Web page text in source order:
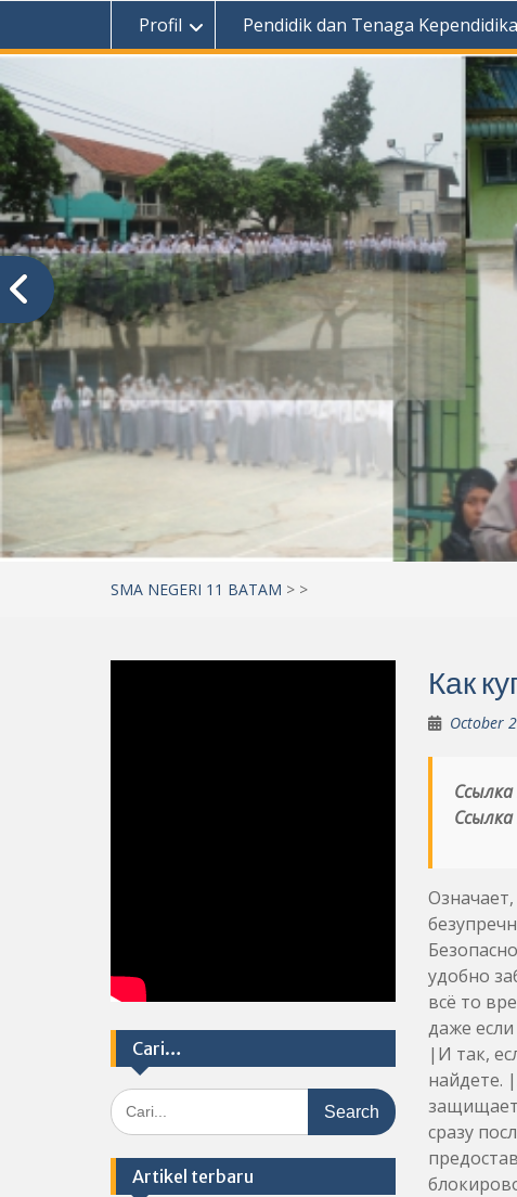
Profil Pendidik dan Tenaga
SMA NEGERI 11 BATAM > >
Как
October
удобно
всё то
даже
|И так,
найдете.
защищает
сразу
Cari…
Search
for:
Artikel terbaru